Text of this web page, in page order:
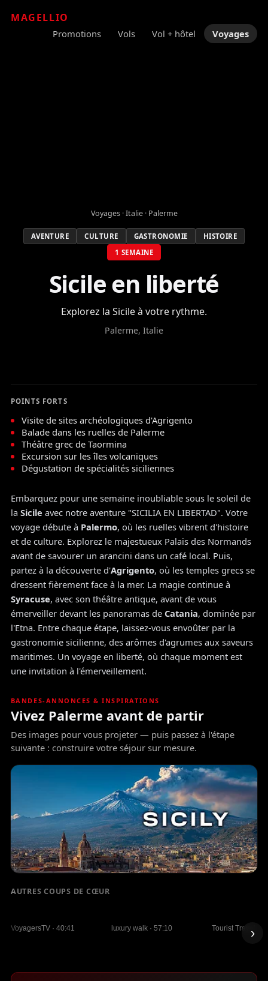
MAGELLIO
Promotions Vols Vol + hôtel Voyages
Voyages·Italie· Palerme
AVENTURE CULTURE GASTRONOMIE
HISTOIRE
1 SEMAINE
Sicile en liberté
Explorez la Sicile à votre rythme.
Palerme, Italie
POINTS FORTS
Visite de sites archéologiques d'Agrigento
Balade dans les ruelles de Palerme
Théâtre grec de Taormina
Excursion sur les îles volcaniques
Dégustation de spécialités siciliennes
Embarquez pour une semaine inoubliable sous le soleil de
la Sicile avec notre aventure "SICILIA EN LIBERTAD". Votre
voyage débute à Palermo, où les ruelles vibrent d'histoire
et de culture. Explorez le majestueux Palais des Normands
avant de savourer un arancini dans un café local. Puis,
partez à la découverte d'Agrigento, où les temples grecs se
dressent fièrement face à la mer. La magie continue à
Syracuse, avec son théâtre antique, avant de vous
émerveiller devant les panoramas de Catania, dominée par
l'Etna. Entre chaque étape, laissez-vous envoûter par la
gastronomie sicilienne, des arômes d'agrumes aux saveurs
maritimes. Un voyage en liberté, où chaque moment est
une invitation à l'émerveillement.
BANDES-ANNONCES & INSPIRATIONS
Vivez Palerme avant de partir
Des images pour vous projeter — puis passez à l'étape
suivante : construire votre séjour sur mesure.
À LA UNE
Documentary
AUTRES COUPS DE CŒUR
VoyagersTV · 40:41 luxury walk · 57:10
historique de
Tourist Travel
›